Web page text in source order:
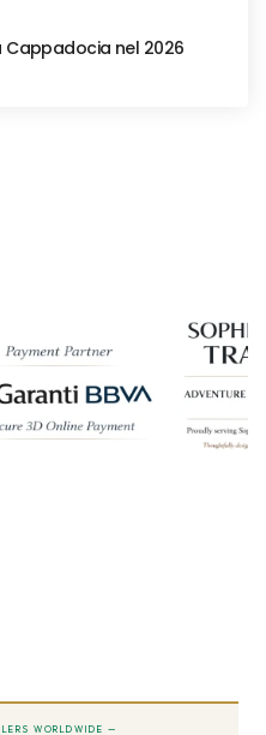
Cappadocia nel 2026